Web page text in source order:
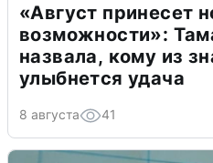
«Август принесет
возможности»:
назвала, кому из
улыбнется удача
8 августа 41